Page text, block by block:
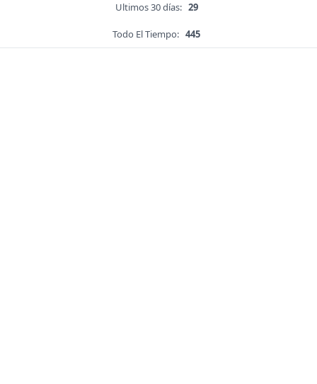
Ultimos 30 días: 29
Todo El Tiempo: 445